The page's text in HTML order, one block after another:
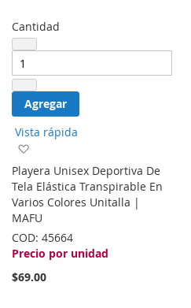
Cantidad
Agregar
Vista rápida
la
lista
de
deseos
Playera Unisex Deportiva De
Tela Elástica Transpirable En
Varios Colores Unitalla |
MAFU
COD: 45664
Precio por unidad
$69.00